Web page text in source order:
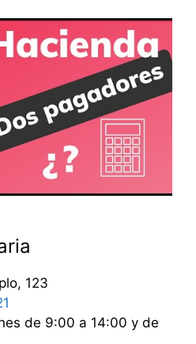
123
de 9:00 a 14:00 y de